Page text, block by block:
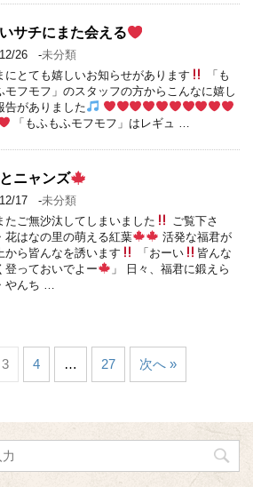
サチにまた会える
26 -未分類
にとても嬉しいお知らせがあります
「も
モフモフ」のスタッフの方からこんなに嬉し
告がありました
「もふもふモフモフ」はレギュ …
ニャンズ
17 -未分類
たご無沙汰してしまいました
ご覧下さ
花はなの里の萌える紅葉
活発な福君が
から皆んなを誘います
「おーい
皆んな
登っておいでよー
」 日々、福君に鍛えら
やんち …
3 4 … 27 次へ »